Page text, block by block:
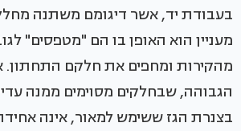
בעבודת יד, אשר דיגומם משתנה
מעניין הוא האופן בו הם "מטפסים"
מהקירות ומחפים את חלקם
הגבוהה, שבחלקים מסוימים ממנה
בצנרת הגז ששימש למאור, אינה